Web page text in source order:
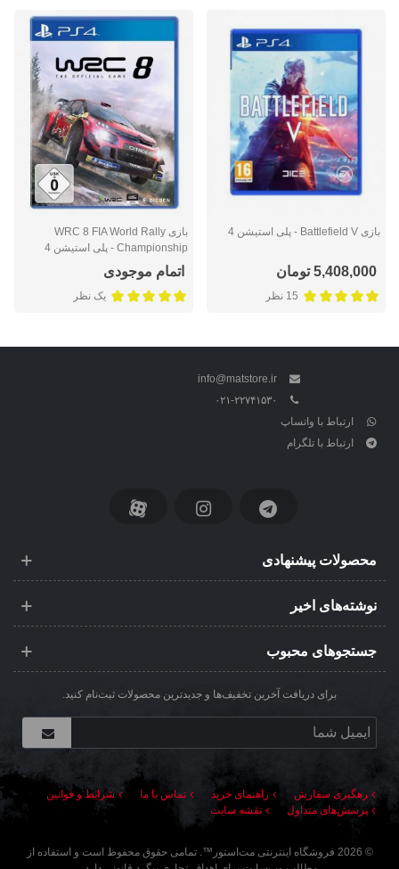
بازی Battlefield V - پلی استیشن 4
5,408,000 تومان
15 نظر
بازی WRC 8 FIA World Rally
Championship - پلی استیشن 4
اتمام موجودی
یک نظر
info@matstore.ir
۰۲۱-۲۲۷۴۱۵۳۰
ارتباط با واتساپ
ارتباط با تلگرام
محصولات پیشنهادی
نوشته‌های اخیر
جستجوهای محبوب
برای دریافت آخرین تخفیف‌ها و جدیدترین محصولات ثبت‌نام کنید.
رهگیری سفارش راهنمای خرید تماس با ما
شرایط و قوانین
پرسش‌های متداول
نقشه سایت
©
2026 فروشگاه اینترنتی مت‌استور ™. تمامی حقوق محفوظ است و استفاده از